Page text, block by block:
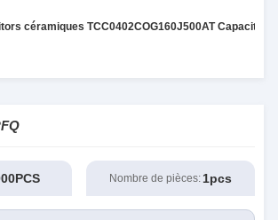
céramiques TCC0402COG160J500AT
Nombre de pièces: 1pcs